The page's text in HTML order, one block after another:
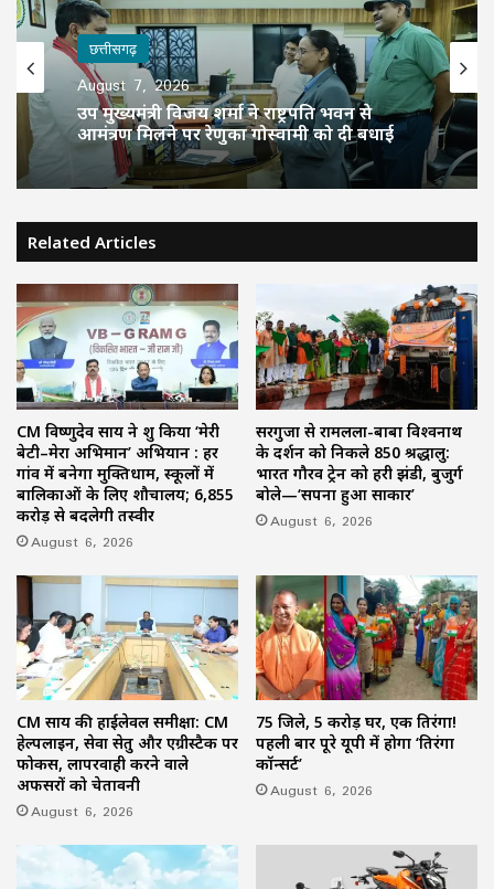
छत्तीसगढ़
August 7, 2026
उप मुख्यमंत्री विजय शर्मा ने राष्ट्रपति भवन से
आमंत्रण मिलने पर रेणुका गोस्वामी को दी बधाई
Related Articles
CM विष्णुदेव साय ने शुरू किया ‘मेरी
बेटी–मेरा अभिमान’ अभियान : हर
गांव में बनेगा मुक्तिधाम, स्कूलों में
बालिकाओं के लिए शौचालय; 6,855
करोड़ से बदलेगी तस्वीर
August 6, 2026
सरगुजा से रामलला-बाबा विश्वनाथ
के दर्शन को निकले 850 श्रद्धालु:
भारत गौरव ट्रेन को हरी झंडी, बुजुर्ग
बोले—‘सपना हुआ साकार’
August 6, 2026
CM साय की हाईलेवल समीक्षा: CM
हेल्पलाइन, सेवा सेतु और एग्रीस्टैक पर
फोकस, लापरवाही करने वाले
अफसरों को चेतावनी
August 6, 2026
75 जिले, 5 करोड़ घर, एक तिरंगा!
पहली बार पूरे यूपी में होगा ‘तिरंगा
कॉन्सर्ट’
August 6, 2026